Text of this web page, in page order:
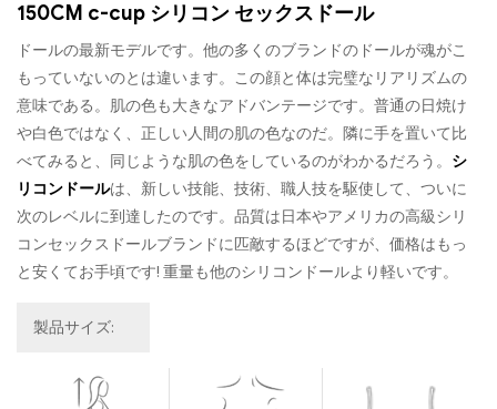
150CM c-cup シリコン セックスドール
ドールの最新モデルです。他の多くのブランドのドールが魂がこ
もっていないのとは違います。この顔と体は完璧なリアリズムの
意味である。肌の色も大きなアドバンテージです。普通の日焼け
や白色ではなく、正しい人間の肌の色なのだ。隣に手を置いて比
べてみると、同じような肌の色をしているのがわかるだろう。 シ
リコンドールは、新しい技能、技術、職人技を駆使して、ついに
次のレベルに到達したのです。品質は日本やアメリカの高級シリ
コンセックスドールブランドに匹敵するほどですが、価格はもっ
と安くてお手頃です! 重量も他のシリコンドールより軽いです。
製品サイズ: